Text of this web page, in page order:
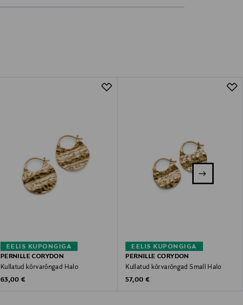
EELIS KUPONGIGA
PERNILLE CORYDON
Kullatud kõrvarõngad Halo
Original Price
63,00 €
EELIS KUPONGIGA
PERNILLE CORYDON
Kullatud kõrvarõngad Small Halo
Original Price
57,00 €